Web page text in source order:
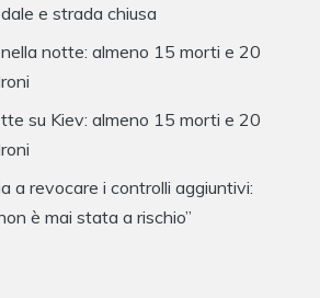
e strada chiusa
notte: almeno 15 morti e 20
su Kiev: almeno 15 morti e 20
a revocare i controlli aggiuntivi:
è mai stata a rischio”